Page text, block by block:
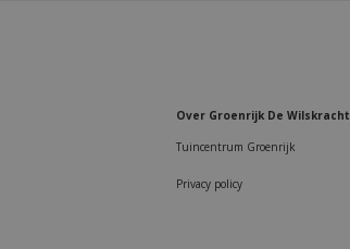
Over Groenrijk De Wilskracht
Tuincentrum Groenrijk
Privacy policy